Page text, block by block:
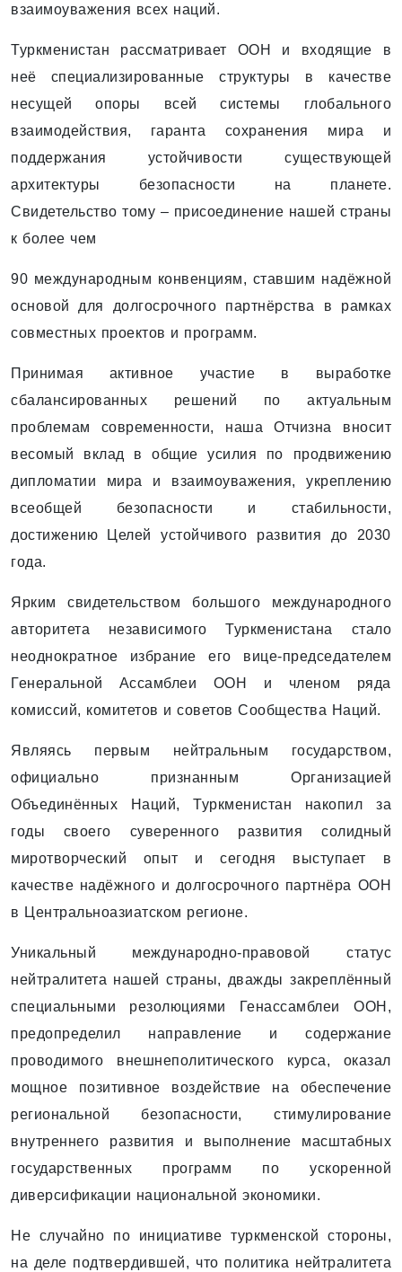
взаимоуважения всех наций.
Туркменистан рассматривает ООН и входящие в
неё специализированные структуры в качестве
несущей опоры всей системы глобального
взаимодействия, гаранта сохранения мира и
поддержания устойчивости существующей
архитектуры безопасности на планете.
Свидетельство тому – присоединение нашей страны
к более чем
90 международным конвенциям, ставшим надёжной
основой для долгосрочного партнёрства в рамках
совместных проектов и программ.
Принимая активное участие в выработке
сбалансированных решений по актуальным
проблемам современности, наша Отчизна вносит
весомый вклад в общие усилия по продвижению
дипломатии мира и взаимоуважения, укреплению
всеобщей безопасности и стабильности,
достижению Целей устойчивого развития до 2030
года.
Ярким свидетельством большого международного
авторитета независимого Туркменистана стало
неоднократное избрание его вице-председателем
Генеральной Ассамблеи ООН и членом ряда
комиссий, комитетов и советов Сообщества Наций.
Являясь первым нейтральным государством,
официально признанным Организацией
Объединённых Наций, Туркменистан накопил за
годы своего суверенного развития солидный
миротворческий опыт и сегодня выступает в
качестве надёжного и долгосрочного партнёра ООН
в Центральноазиатском регионе.
Уникальный международно-правовой статус
нейтралитета нашей страны, дважды закреплённый
специальными резолюциями Генассамблеи ООН,
предопределил направление и содержание
проводимого внешнеполитического курса, оказал
мощное позитивное воздействие на обеспечение
региональной безопасности, стимулирование
внутреннего развития и выполнение масштабных
государственных программ по ускоренной
диверсификации национальной экономики.
Не случайно по инициативе туркменской стороны,
на деле подтвердившей, что политика нейтралитета